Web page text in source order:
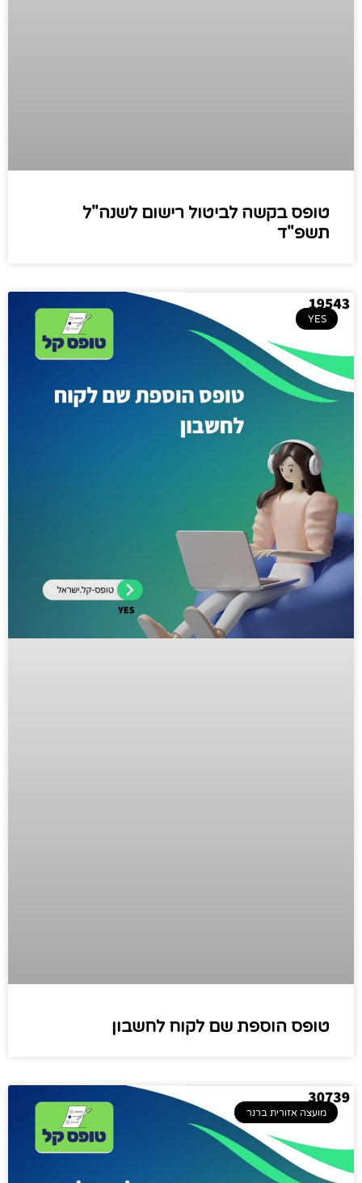
טופס בקשה לביטול רישום לשנה"ל
תשפ"ד
YES
טופס הוספת שם לקוח לחשבון
מועצה אזורית ברנר